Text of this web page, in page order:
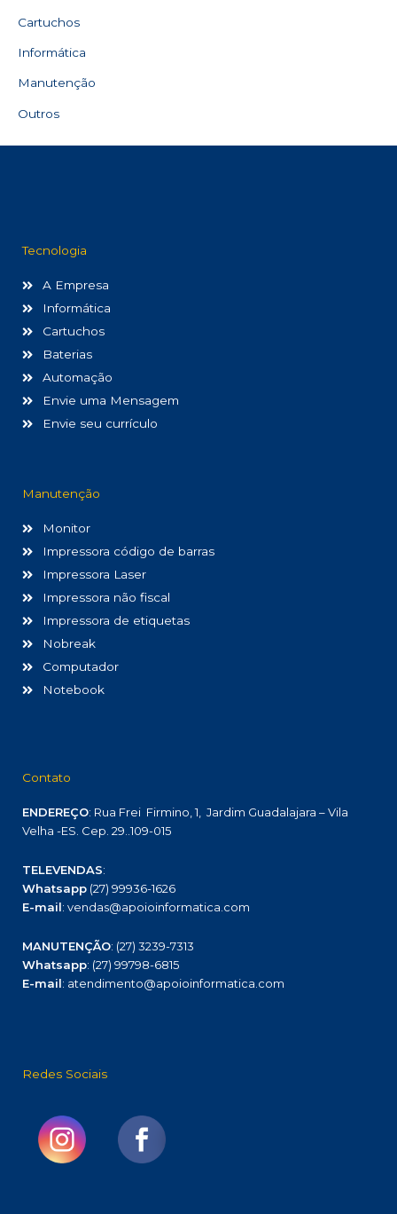
Cartuchos
Informática
Manutenção
Outros
Tecnologia
A Empresa
Informática
Cartuchos
Baterias
Automação
Envie uma Mensagem
Envie seu currículo
Manutenção
Monitor
Impressora código de barras
Impressora Laser
Impressora não fiscal
Impressora de etiquetas
Nobreak
Computador
Notebook
Contato
ENDEREÇO: Rua Frei Firmino, 1, Jardim Guadalajara – Vila
Velha -ES. Cep. 29..109-015
TELEVENDAS:
Whatsapp (27) 99936-1626
E-mail: vendas@apoioinformatica.com
MANUTENÇÃO: (27) 3239-7313
Whatsapp: (27) 99798-6815
E-mail: atendimento@apoioinformatica.com
Redes Sociais